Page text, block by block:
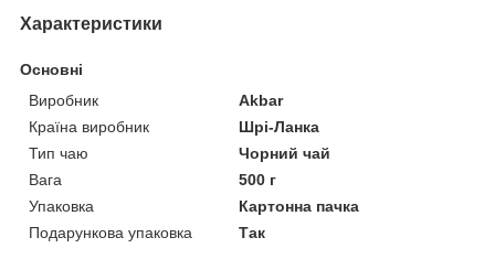
Характеристики
Основні
Виробник
Akbar
Країна виробник
Шрі-Ланка
Тип чаю
Чорний чай
Вага
500 г
Упаковка
Картонна пачка
Подарункова упаковка
Так